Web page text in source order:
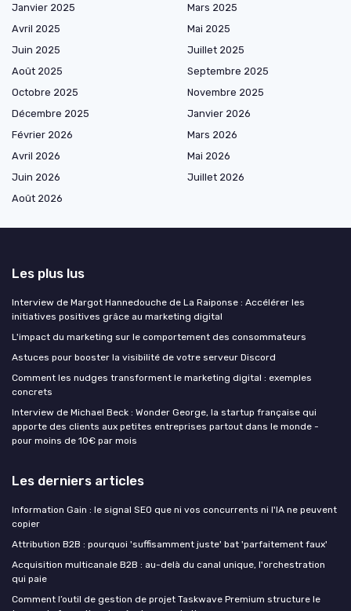
Janvier 2025
Mars 2025
Avril 2025
Mai 2025
Juin 2025
Juillet 2025
Août 2025
Septembre 2025
Octobre 2025
Novembre 2025
Décembre 2025
Janvier 2026
Février 2026
Mars 2026
Avril 2026
Mai 2026
Juin 2026
Juillet 2026
Août 2026
Les plus lus
Interview de Margot Hannedouche de La Raiponse : Accélérer les
initiatives positives grâce au marketing digital
L'impact du marketing sur le comportement des consommateurs
Astuces pour booster la visibilité de votre serveur Discord
Comment les nudges transforment le marketing digital : exemples
concrets
Interview de Michael Beck : Wonder George, la startup française qui
apporte des clients aux petites entreprises partout dans le monde -
pour moins de 10€ par mois
Les derniers articles
Information Gain : le signal SEO que ni vos concurrents ni l'IA ne peuvent
copier
Attribution B2B : pourquoi 'suffisamment juste' bat 'parfaitement faux'
Acquisition multicanale B2B : au-delà du canal unique, l'orchestration
qui paie
Comment l’outil de gestion de projet Taskwave Premium structure le